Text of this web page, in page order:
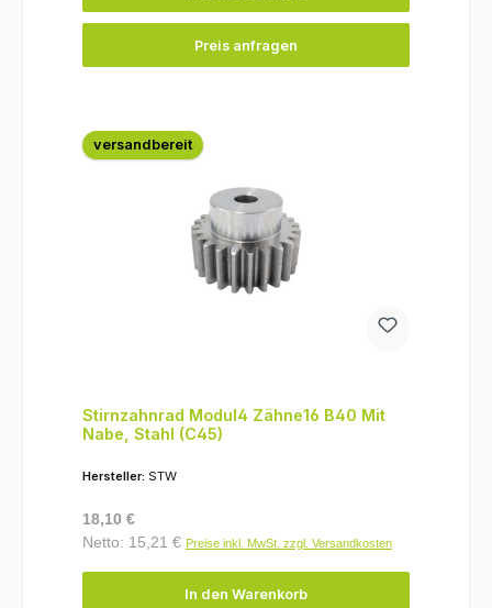
Preis anfragen
versandbereit
Stirnzahnrad Modul4 Zähne16 B40 Mit
Nabe, Stahl (C45)
Hersteller: STW
Regulärer Preis:
18,10 €
Netto: 15,21 € Preise inkl. MwSt. zzgl. Versandkosten
In den Warenkorb